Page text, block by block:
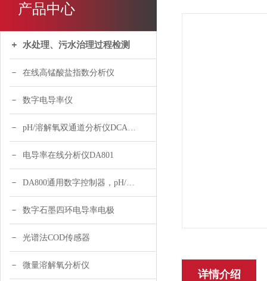
产品中心
水处理、污水治理过程检测
在线高锰酸盐指数分析仪
数字电导率仪
pH/溶解氧双通道分析仪DCA120
电导率在线分析仪DA801
DA800通用数字控制器，pH/DO/ORP多参数
数字石墨四环电导率电极
光谱法COD传感器
微量溶解氧分析仪
详情介绍